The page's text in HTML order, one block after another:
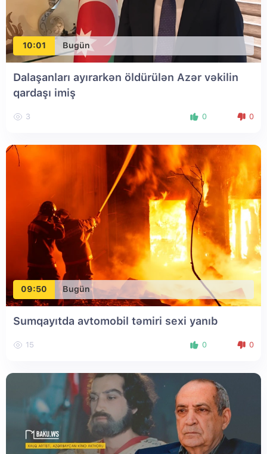
10:01 Bugün
Dalaşanları ayırarkən öldürülən Azər vəkilin
qardaşı imiş
3 0 0
09:50 Bugün
Sumqayıtda avtomobil təmiri sexi yanıb
15 0 0